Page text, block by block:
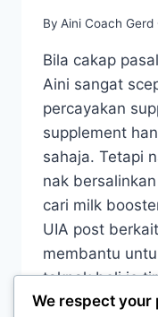
By Aini Coach
Bila cakap
Aini sangat
percayakan
supplement
sahaja. Tetapi
nak
cari milk
UIA post
membantu
taknak beli je
We respect your